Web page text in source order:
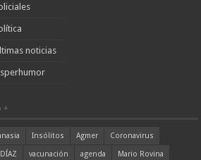
noticias
+
Insólitos Agmer
Coronavirus
vacunación agenda
Mario Rovina